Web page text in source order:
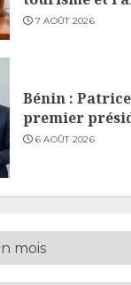
7 AOÛT 2026
Bénin :
premier
6 AOÛT 2026